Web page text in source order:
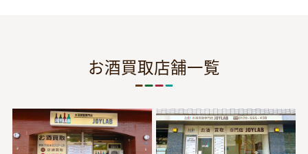
お酒買取店舗一覧